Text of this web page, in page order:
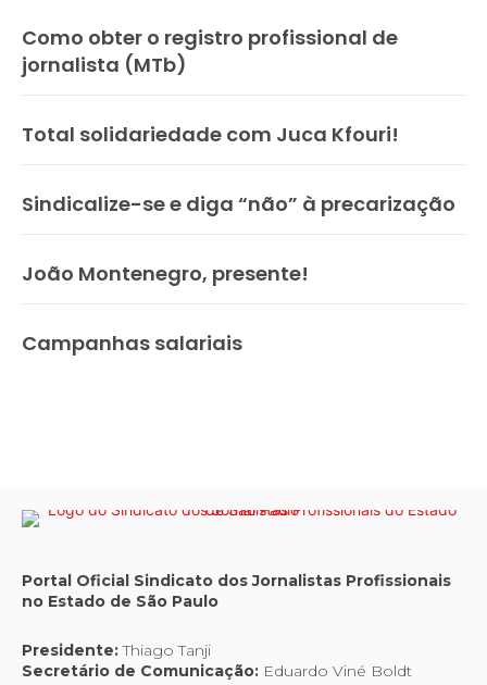
Como obter o registro profissional de
jornalista (MTb)
Total solidariedade com Juca Kfouri!
Sindicalize-se e diga “não” à precarização
João Montenegro, presente!
Campanhas salariais
Portal Oficial Sindicato dos Jornalistas Profissionais
no Estado de São Paulo
Presidente:Thiago Tanji
Secretário de Comunicação: Eduardo Viné Boldt